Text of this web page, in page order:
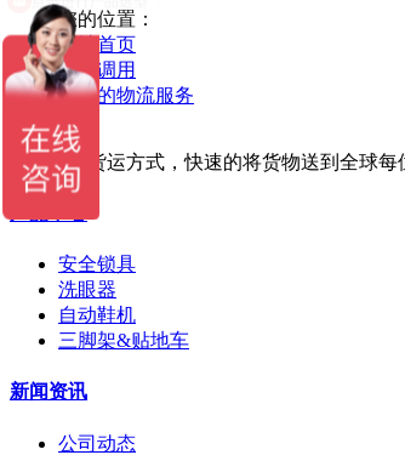
您的位置：
网站首页
首页调用
快速的物流服务
提供多种货运方式，快速的将货物送到全球每
安全锁具
洗眼器
自动鞋机
三脚架&贴地车
新闻资讯
公司动态